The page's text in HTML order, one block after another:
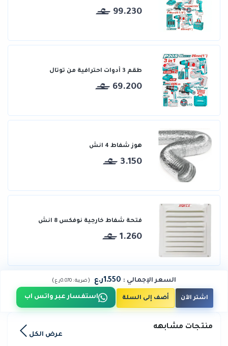
99.230
طقم 3 أدوات احترافية من توتال
69.200
هوز شفاط 4 انش
3.150
فتحة شفاط خارجية نوفكس 8 انش
1.260
السعر الإجمالي : 1.550ر.ع ( ضريبة : 0.070ر.ع )
اشتر الآن أضف إلى السلة استفسار عبر واتس اب
منتجات مشابهه
عرض الكل